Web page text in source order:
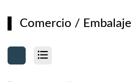
Comercio / Embalaje